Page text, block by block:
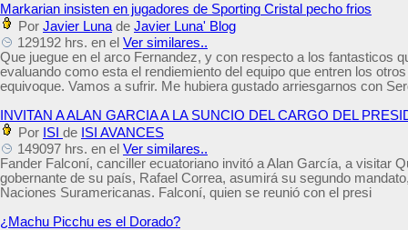
Markarian insisten en jugadores de Sporting Cristal pecho frios
Por Javier Luna de Javier Luna' Blog
129192 hrs. en el Ver similares..
Que juegue en el arco Fernandez, y con respecto a los fantasticos
evaluando como esta el rendiemiento del equipo que entren los
equivoque. Vamos a sufrir. Me hubiera gustado arriesgarnos con
INVITAN A ALAN GARCIA A LA SUNCIO DEL CARGO DEL
Por ISI de ISI AVANCES
149097 hrs. en el Ver similares..
Fander Falconí, canciller ecuatoriano invitó a Alan García, a visitar
gobernante de su país, Rafael Correa, asumirá su segundo
Naciones Suramericanas. Falconí, quien se reunió con el presi
¿Machu Picchu es el Dorado?